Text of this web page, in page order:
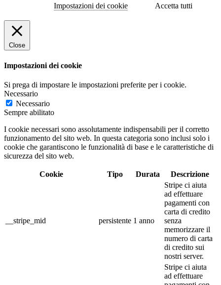
Impostazioni dei cookie Accetta tutti
Close
Impostazioni dei cookie
Si prega di impostare le impostazioni preferite per i cookie.
Necessario
Necessario
Sempre abilitato
I cookie necessari sono assolutamente indispensabili per il corretto
funzionamento del sito web. In questa categoria sono inclusi solo i
cookie che garantiscono le funzionalità di base e le caratteristiche di
sicurezza del sito web.
Cookie Tipo Durata Descrizione
__stripe_mid persistente 1 anno
Stripe ci aiuta
ad effettuare
pagamenti con
carta di credito
senza
memorizzare il
numero di carta
di credito sui
nostri server.
Stripe ci aiuta
ad effettuare